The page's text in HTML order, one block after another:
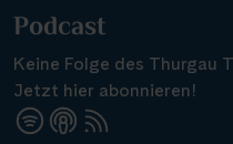
Podcast
Keine Folge des Thurgau
Jetzt hier abonnieren!
Suchen & Buchen